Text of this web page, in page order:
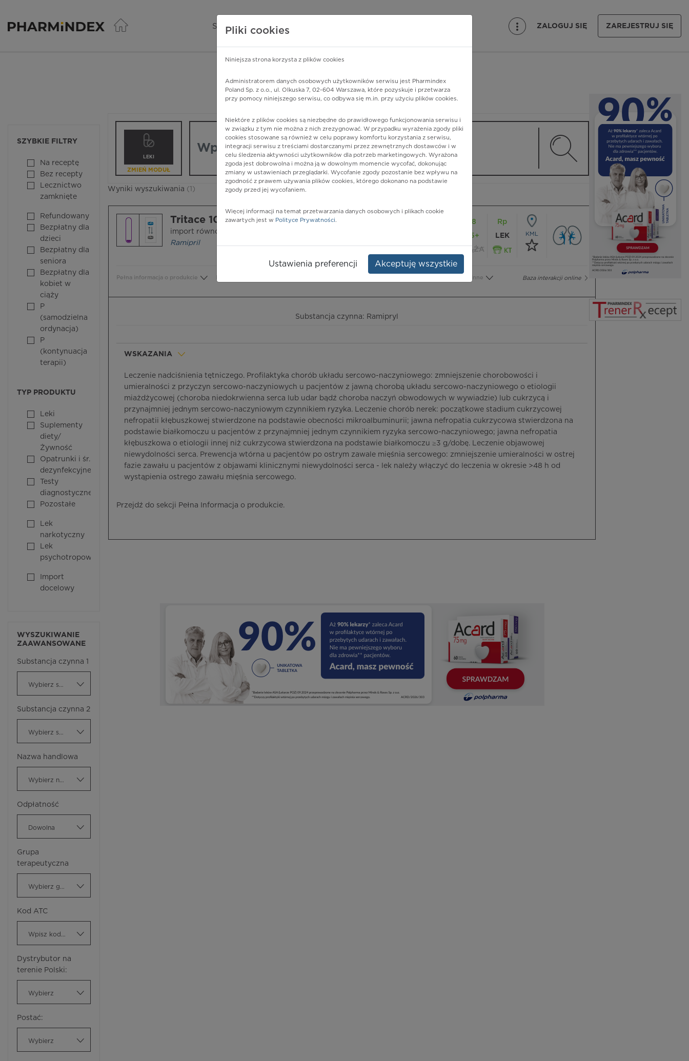
Pharmindex - lider wiedzy o lekach
SERWISY PHARMINDEX ZALOGUJ SIĘ ZAREJESTRUJ SIĘ
SZYBKIE FILTRY
Na receptę
Bez recepty
Lecznictwo
zamknięte
Refundowany
Bezpłatny dla
dzieci
Bezpłatny dla
seniora
Bezpłatny dla
kobiet w
ciąży
P
(samodzielna
ordynacja)
P
(kontynuacja
terapii)
TYP PRODUKTU
Leki
Suplementy
diety/
Żywność
Opatrunki i śr.
dezynfekcyjne
Testy
diagnostyczne
Pozostałe
Lek
narkotyczny
Lek
psychotropowy
Import
docelowy
WYSZUKIWANIE
ZAAWANSOWANE
Substancja czynna 1
Substancja czynna 2
Nazwa handlowa
Odpłatność
Dowolna
Grupa
terapeutyczna
Kod ATC
Dystrybutor na
terenie Polski:
Wybierz
Postać:
Wybierz
Pharmindex
lider wiedzy o lekach
LEKI
ZMIEŃ MODUŁ
Wpisz nazwę lub substancję czynną
Wyniki wyszukiwania (1)
Tritace 10
import równoległy
Ramipril
Postać:tabl.
18
65+
CIĄŻA
Rp
LEK
KML
Baza interakcji online
Pełna informacja o produkcie Inne
Substancja czynna: Ramipryl
WSKAZANIA
Leczenie nadciśnienia tętniczego. Profilaktyka chorób układu sercowo-naczyniowego: zmniejszenie chorobowości i
umieralności z przyczyn sercowo-naczyniowych u pacjentów z jawną chorobą układu sercowo-naczyniowego o etiologii
miażdżycowej (choroba niedokrwienna serca lub udar bądź choroba naczyń obwodowych w wywiadzie) lub cukrzycą i
przynajmniej jednym sercowo-naczyniowym czynnikiem ryzyka. Leczenie chorób nerek: początkowe stadium cukrzycowej
nefropatii kłębuszkowej stwierdzone na podstawie obecności mikroalbuminurii; jawna nefropatia cukrzycowa stwierdzona na
podstawie białkomoczu u pacjentów z przynajmniej jednym czynnikiem ryzyka sercowo-naczyniowego; jawna nefropatia
kłębuszkowa o etiologii innej niż cukrzycowa stwierdzona na podstawie białkomoczu ≥3 g/dobę. Leczenie objawowej
niewydolności serca. Prewencja wtórna u pacjentów po ostrym zawale mięśnia sercowego: zmniejszenie umieralności w ostrej
fazie zawału u pacjentów z objawami klinicznymi niewydolności serca - lek należy włączyć do leczenia w okresie >48 h od
wystąpienia ostrego zawału mięśnia sercowego.
Przejdź do sekcji Pełna Informacja o produkcie.
Pliki cookies
Niniejsza strona korzysta z plików cookies
Administratorem danych osobowych użytkowników serwisu jest Pharmindex
Poland Sp. z o.o., ul. Olkuska 7, 02-604 Warszawa, które pozyskuje i przetwarza
przy pomocy niniejszego serwisu, co odbywa się m.in. przy użyciu plików cookies.
Niektóre z plików cookies są niezbędne do prawidłowego funkcjonowania serwisu i
w związku z tym nie można z nich zrezygnować. W przypadku wyrażenia zgody pliki
cookies stosowane są również w celu poprawy komfortu korzystania z serwisu,
integracji serwisu z treściami dostarczanymi przez zewnętrznych dostawców i w
celu śledzenia aktywności użytkowników dla potrzeb marketingowych. Wyrażona
zgoda jest dobrowolna i można ją w dowolnym momencie wycofać, dokonując
zmiany w ustawieniach przeglądarki. Wycofanie zgody pozostanie bez wpływu na
zgodność z prawem używania plików cookies, którego dokonano na podstawie
zgody przed jej wycofaniem.
Więcej informacji na temat przetwarzania danych osobowych i plikach cookie
zawartych jest w Polityce Prywatności.
Ustawienia preferencji Akceptuję wszystkie